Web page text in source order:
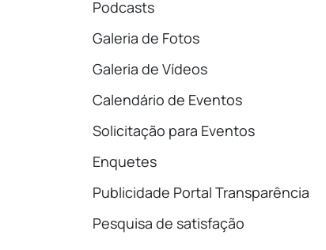
Podcasts
Galeria de Fotos
Galeria de Vídeos
Calendário de Eventos
Solicitação para Eventos
Enquetes
Publicidade Portal Transparência
Pesquisa de satisfação